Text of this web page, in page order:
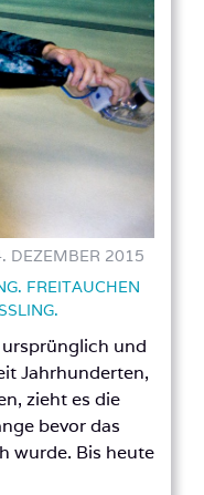
DEZEMBER 2015
FREITAUCHEN
und
Jahrhunderten,
zieht es die
bevor das
wurde. Bis heute